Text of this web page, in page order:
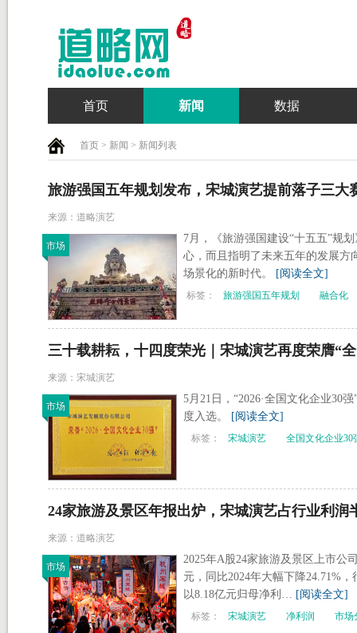
首页 新闻 数据
首页 > 新闻 > 新闻列表
旅游强国五年规划发布，宋城演艺提前落子三大
来源：道略演艺
市场
7月，《旅游强国建设“十五五”规
心，而且指明了未来五年的发展方
场景化的新时代。
[阅读全文]
标签： 旅游强国五年规划 融合化
三十载耕耘，十四度荣光｜宋城演艺再度荣膺“
来源：宋城演艺
市场
5月21日，“2026·全国文化企业30
度入选。
[阅读全文]
标签： 宋城演艺 全国文化企业30
24家旅游及景区年报出炉，宋城演艺占行业利润
来源：道略演艺
市场
2025年A股24家旅游及景区上市公
元，同比2024年大幅下降24.71%
以8.18亿元归母净利… [阅读全文]
标签： 宋城演艺 净利润 市场